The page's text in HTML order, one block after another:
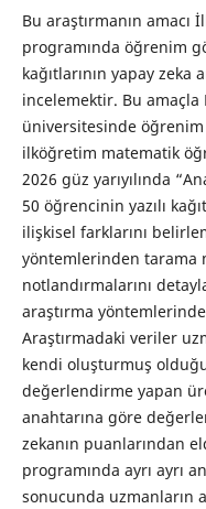
Bu araştırmanın
programında öğrenim
kağıtlarının yapay zeka
incelemektir. Bu amaçla
üniversitesinde
ilköğretim matematik
2026 güz yarıyılında
50 öğrencinin yazılı
ilişkisel farklarını
yöntemlerinden tarama
notlandırmalarını
araştırma
Araştırmadaki veriler
kendi oluşturmuş
değerlendirme yapan
anahtarına göre
zekanın puanlarından
programında ayrı ayrı
sonucunda uzmanların